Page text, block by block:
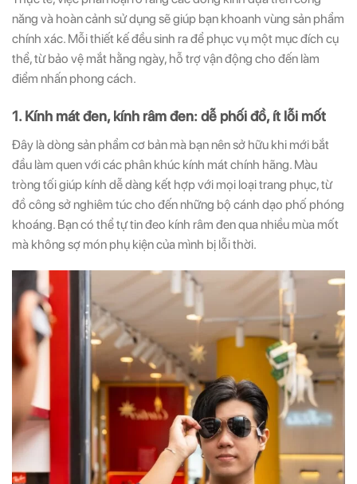
năng và hoàn cảnh sử dụng sẽ giúp bạn khoanh vùng sản phẩm
chính xác. Mỗi thiết kế đều sinh ra để phục vụ một mục đích cụ
thể, từ bảo vệ mắt hằng ngày, hỗ trợ vận động cho đến làm
điểm nhấn phong cách.
1. Kính mát đen, kính râm đen: dễ phối đồ, ít lỗi mốt
Đây là dòng sản phẩm cơ bản mà bạn nên sở hữu khi mới bắt
đầu làm quen với các phân khúc kính mát chính hãng. Màu
tròng tối giúp kính dễ dàng kết hợp với mọi loại trang phục, từ
đồ công sở nghiêm túc cho đến những bộ cánh dạo phố phóng
khoáng. Bạn có thể tự tin đeo kính râm đen qua nhiều mùa mốt
mà không sợ món phụ kiện của mình bị lỗi thời.